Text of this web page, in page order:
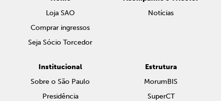
Loja SAO
Comprar ingressos
Seja Sócio Torcedor
Notícias
Institucional
Sobre o São Paulo
Presidência
Estrutura
MorumBIS
SuperCT